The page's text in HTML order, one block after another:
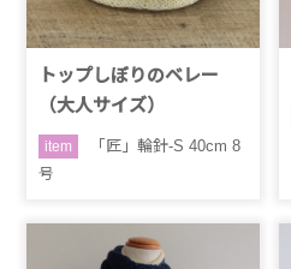
トップしぼりのベレー
（大人サイズ）
item
「匠」輪針-S 40cm 8
号